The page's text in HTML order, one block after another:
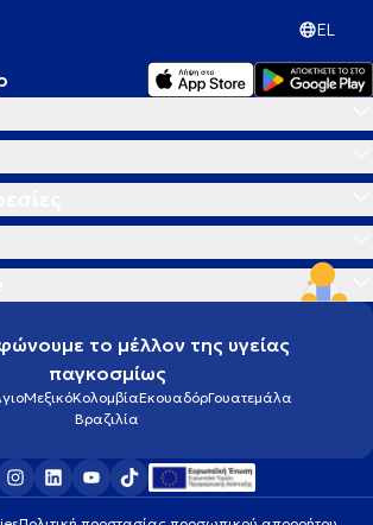
EL
το μέλλον της υγείας
παγκοσμίως
ΜεξικόΚολομβίαΕκουαδόρΓουατεμάλα
Βραζιλία